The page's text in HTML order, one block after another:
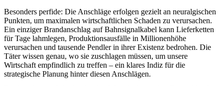
Besonders perfide: Die Anschläge erfolgen gezielt an neuralgischen
Punkten, um maximalen wirtschaftlichen Schaden zu verursachen.
Ein einziger Brandanschlag auf Bahnsignalkabel kann Lieferketten
für Tage lahmlegen, Produktionsausfälle in Millionenhöhe
verursachen und tausende Pendler in ihrer Existenz bedrohen. Die
Täter wissen genau, wo sie zuschlagen müssen, um unsere
Wirtschaft empfindlich zu treffen – ein klares Indiz für die
strategische Planung hinter diesen Anschlägen.